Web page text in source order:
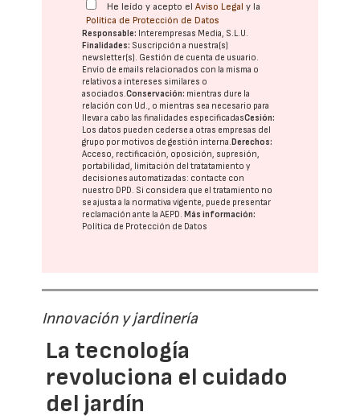
He leído y acepto elAviso Legal y la
Política de Protección de Datos
Responsable: Interempresas Media, S.L.U.
Finalidades: Suscripción a nuestra(s)
newsletter(s). Gestión de cuenta de usuario.
Envío de emails relacionados con la misma o
relativos a intereses similares o
asociados.Conservación: mientras dure la
relación con Ud., o mientras sea necesario para
llevar a cabo las finalidades especificadasCesión:
Los datos pueden cederse a otras empresas del
grupo por motivos de gestión interna. Derechos:
Acceso, rectificación, oposición, supresión,
portabilidad, limitación del tratatamiento y
decisiones automatizadas: contacte con
nuestro DPD. Si considera que el tratamiento no
se ajusta a la normativa vigente, puede presentar
reclamación ante laAEPD. Más información:
Política de Protección de Datos
Innovación y jardinería
La tecnología
revoluciona el cuidado
del jardín